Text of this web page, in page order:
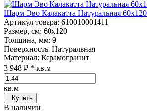
Шарм Эво Калакатта Натуральная 60x120
Артикул товара: 610010001411
Размер, см: 60x120
Толщина, мм: 9
Поверхность: Натуральная
Материал: Керамогранит
3 948 ₽ * кв.м
кв.м
Купить
В наличии